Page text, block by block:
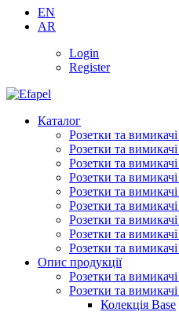
EN
AR
Login
Register
Каталог
Розетки та
Розетки та
Розетки та
Розетки та
Розетки та
Розетки та
Розетки та
Розетки та
Розетки та
Опис продукції
Розетки та
Розетки та
Колекція Base